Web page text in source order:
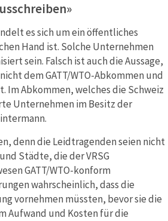
es sich um ein öffentliches
Hand ist. Solche Unternehmen
sein. Falsch ist auch die Aussage,
dem GATT/WTO-Abkommen und
Abkommen, welches die Schweiz
Unternehmen im Besitz der
denn die Leidtragenden seien nicht
Städte, die der VRSG
GATT/WTO-konform
wahrscheinlich, dass die
vornehmen müssten, bevor sie die
Aufwand und Kosten für die